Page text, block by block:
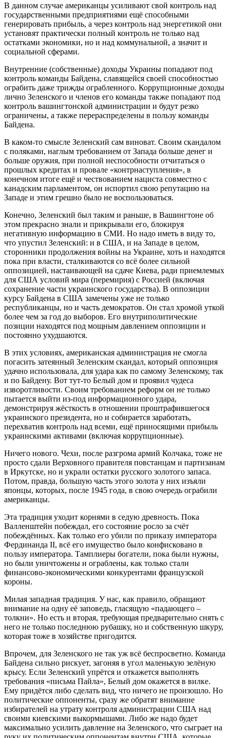
В данном случае американцы усиливают свой контроль над
государственными предприятиями ещё способными
генерировать прибыль, а через контроль над энергетикой они
установят практически полный контроль не только над
остатками экономики, но и над коммунальной, а значит и
социальной сферами.
Внутренние (собственные) доходы Украины попадают под
контроль команды Байдена, славящейся своей способностью
ограбить даже трижды ограбленного. Коррупционные доходы
лично Зеленского и членов его команды также попадают под
контроль вашингтонской администрации и будут резко
ограничены, а также перераспределены в пользу команды
Байдена.
В каком-то смысле Зеленский сам виноват. Своим скандалом
с поляками, наглым требованием от Запада больше денег и
больше оружия, при полной неспособности отчитаться о
прошлых кредитах и провале «контрнаступления», в
конечном итоге ещё и чествованием нациста совместно с
канадским парламентом, он испортил свою репутацию на
Западе и этим грешно было не воспользоваться.
Конечно, Зеленский был таким и раньше, в Вашингтоне об
этом прекрасно знали и прикрывали его, блокируя
негативную информацию в СМИ. Но надо иметь в виду то,
что упустил Зеленский: и в США, и на Западе в целом,
сторонники продолжения войны на Украине, хоть и находятся
пока при власти, сталкиваются со всё более сильной
оппозицией, настаивающей на сдаче Киева, ради приемлемых
для США условий мира (перемирия) с Россией (включая
сохранение части украинского государства). В оппозиции
курсу Байдена в США замечены уже не только
республиканцы, но и часть демократов. Он стал хромой уткой
более чем за год до выборов. Его внутриполитические
позиции находятся под мощным давлением оппозиции и
постоянно ухудшаются.
В этих условиях, американская администрация не смогла
погасить затеянный Зеленским скандал, который оппозиция
удачно использовала, для удара как по самому Зеленскому, так
и по Байдену. Вот тут-то Белый дом и проявил чудеса
изворотливости. Своим требованием реформ он не только
пытается выйти из-под информационного удара,
демонстрируя жёсткость в отношении проштрафившегося
украинского президента, но и собирается заработать,
перехватив контроль над всеми, ещё приносящими прибыль
украинскими активами (включая коррупционные).
Ничего нового. Чехи, после разгрома армий Колчака, тоже не
просто сдали Верховного правителя повстанцам и партизанам
в Иркутске, но и украли остатки русского золотого запаса.
Потом, правда, большую часть этого золота у них изъяли
японцы, которых, после 1945 года, в свою очередь ограбили
американцы.
Эта традиция уходит корнями в седую древность. Пока
Валленштейн побеждал, его состояние росло за счёт
побеждённых. Как только его убили по приказу императора
Фердинанда II, всё его имущество было конфисковано в
пользу императора. Тамплиеры богатели, пока были нужны,
но были уничтожены и ограблены, как только стали
финансово-экономическими конкурентами французской
короны.
Милая западная традиция. У нас, как правило, обращают
внимание на одну её заповедь, гласящую «падающего –
толкни». Но есть и вторая, требующая предварительно снять с
него не только последнюю рубашку, но и собственную шкуру,
которая тоже в хозяйстве пригодится.
Впрочем, для Зеленского не так уж всё беспросветно. Команда
Байдена сильно рискует, загоняя в угол маленькую зелёную
крысу. Если Зеленский упрётся и откажется выполнять
требования «письма Пайла», Белый дом окажется в вилке.
Ему придётся либо сделать вид, что ничего не произошло. Но
политические оппоненты, сразу же обратят внимание
избирателей на утрату контроля администрации США над
своими киевскими выкормышами. Либо же надо будет
максимально усилить давление на Зеленского, что сыграет на